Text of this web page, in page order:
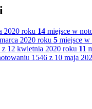
2020 roku 14 miejsce w
2020 roku 5 miejsce
12 kwietnia 2020 roku 11
1546 z 10 maja